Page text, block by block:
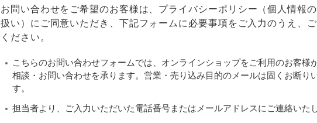
お問い合わせをご希望のお客様は、 プライバシーポリシー （個人情報
扱い）にご同意いただき、下記フォームに必要事項をご入力のうえ、
ください。
こちらのお問い合わせフォームでは、オンラインショップをご利用のお客様
相談・お問い合わせを承ります。営業・売り込み目的のメールは固くお断り
す。
担当者より、ご入力いただいた電話番号またはメールアドレスにご連絡いたし